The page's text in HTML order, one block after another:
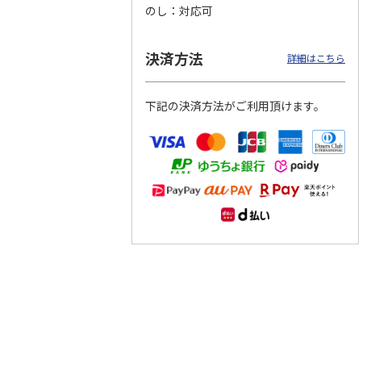
【グリーティング切
円…
4.8（11）
5,500円
4.6（7）
11,000円
のし
対応可
決済方法 詳細はこちら
下記の決済方法がご利用頂けます。